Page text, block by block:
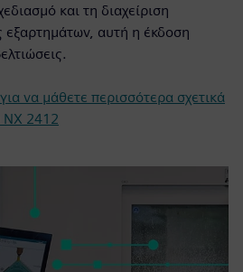
και τη διαχείριση
αυτή η έκδοση
να μάθετε περισσότερα σχετικά
NX 2412